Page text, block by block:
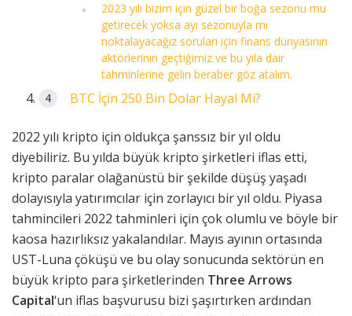
2023 yılı bizim için güzel bir boğa sezonu mu
getirecek yoksa ayı sezonuyla mı
noktalayacağız soruları için finans dünyasının
aktörlerinin geçtiğimiz ve bu yıla dair
tahminlerine gelin beraber göz atalım.
BTC İçin 250 Bin Dolar Hayal Mi?
2022 yılı kripto için oldukça şanssız bir yıl oldu
diyebiliriz. Bu yılda büyük kripto şirketleri iflas etti,
kripto paralar olağanüstü bir şekilde düşüş yaşadı
dolayısıyla yatırımcılar için zorlayıcı bir yıl oldu. Piyasa
tahmincileri 2022 tahminleri için çok olumlu ve böyle bir
kaosa hazırlıksız yakalandılar. Mayıs ayının ortasında
UST-Luna çöküşü ve bu olay sonucunda sektörün en
büyük kripto para şirketlerinden Three Arrows
Capital‘un iflas başvurusu bizi şaşırtırken ardından